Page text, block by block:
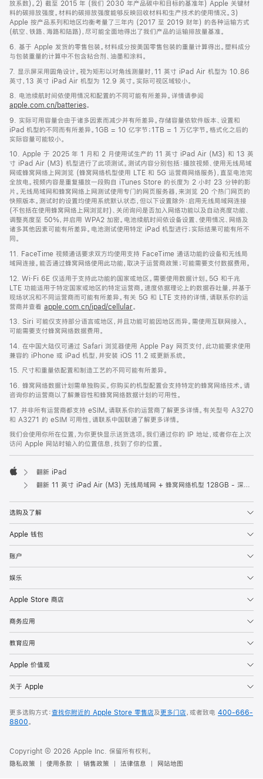
放系数)。2) 截至 2015 年 (我们 2030 年产品碳中和目标的基准年) Apple 关键材
料的碳排放强度。材料的碳排放强度能够反映回收材料和生产技术的使用情况。3)
Apple 按产品系列和地区均衡考量了三年内 (2017 至 2019 财年) 的各种运输方式
(航空、铁路、海路和陆路)，尽可能全面地得出了我们产品的运输排放量基准。
6. 基于 Apple 发货的零售包装。材料成分按美国零售包装的重量计算得出。塑料成分
与包装重量的计算中不包含粘合剂、油墨和涂料。
7. 显示屏采用圆角设计。视为矩形以对角线测量时，11 英寸 iPad Air 机型为 10.86
英寸，13 英寸 iPad Air 机型为 12.9 英寸。实际可视区域较小。
8. 电池续航时间依使用情况和配置的不同可能有所差异。详情请参阅
apple.com.cn/batteries。
9. 实际可用容量会由于诸多因素而减少并有所差异。存储容量依软件版本、设置和
iPad 机型的不同而有所差异。1GB = 10 亿字节；1TB = 1 万亿字节。格式化之后的
实际容量可能较小。
10. Apple 于 2025 年 1 月和 2 月使用试生产的 11 英寸 iPad Air (M3) 和 13 英
寸 iPad Air (M3) 机型进行了此项测试。测试内容分别包括：播放视频、使用无线局域
网或蜂窝网络上网浏览 (蜂窝网络机型使用 LTE 和 5G 运营商网络服务)，直至电池完
全放电。视频内容是重复播放一段购自 iTunes Store 的长度为 2 小时 23 分钟的影
片。无线局域网和蜂窝网络上网测试使用专门的网页服务器，来浏览 20 个热门网页的
快照版本。测试时的设置均使用系统默认状态，但以下设置除外：启用无线局域网连接
(不包括在使用蜂窝网络上网浏览时)、关闭询问是否加入网络功能以及自动亮度功能、
调整亮度至 50%，并启用 WPA2 加密。电池续航时间依设备设置、使用情况、网络及
诸多其他因素可能有所差异。电池测试使用特定 iPad 机型进行；实际结果可能有所不
同。
11. FaceTime 视频通话要求双方均使用支持 FaceTime 通话功能的设备和无线局
域网连接。能否通过蜂窝网络使用此功能，取决于运营商政策；可能需要支付数据费用。
12. Wi‑Fi 6E 仅适用于支持此功能的国家或地区。需要使用数据计划。5G 和千兆
LTE 功能适用于特定国家或地区的特定运营商。速度依据理论上的数据吞吐量，并基于
现场状况和不同运营商而可能有所差异。有关 5G 和 LTE 支持的详情，请联系你的运
营商并查看 apple.com.cn/ipad/cellular。
13. Siri 可能仅支持部分语言或地区，并且功能可能因地区而异。需使用互联网接入。
可能需要支付蜂窝网络数据费用。
14. 在中国大陆仅可通过 Safari 浏览器使用 Apple Pay 网页支付，此功能要求使用
兼容的 iPhone 或 iPad 机型，并安装 iOS 11.2 或更新系统。
15. 尺寸和重量依配置和制造工艺的不同可能有所差异。
16. 蜂窝网络数据计划需单独购买。你购买的机型配置会支持特定的蜂窝网络技术。请
咨询你的运营商以了解兼容性和蜂窝网络数据计划的可用性。
17. 并非所有运营商都支持 eSIM。请联系你的运营商了解更多详情。有关型号 A3270
和 A3271 的 eSIM 可用性，请联系中国联通了解更多详情。
我们会使用你所在位置，为你更快显示送货选项。我们通过你的 IP 地址，或者你在上次
访问 Apple 网站时输入的位置信息，找到了你的位置。
Apple
翻新 iPad
翻新 11 英寸 iPad Air (M3) 无线局域网 + 蜂窝网络机型 128GB - 深空灰色
选购及了解
Apple 钱包
账户
娱乐
Apple Store 商店
商务应用
教育应用
Apple 价值观
关于 Apple
更多选购方式：查找你附近的 Apple Store 零售店及更多门店，或者致电 400-666-
8800。
Copyright © 2026 Apple Inc. 保留所有权利。
隐私政策
使用条款 销售政策 法律信息 网站地图